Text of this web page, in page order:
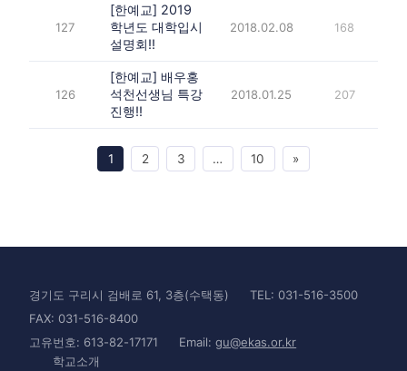
127
[한예교] 2019
학년도 대학입시
설명회!!
2018.02.08 168
126
[한예교] 배우홍
석천선생님 특강
진행!!
2018.01.25 207
1 2 3 … 10 »
경기도 구리시 검배로 61, 3층(수택동)
TEL: 031-516-3500
FAX: 031-516-8400
고유번호: 613-82-17171
Email:gu@ekas.or.kr
학교소개